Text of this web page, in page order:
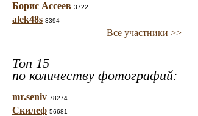
Борис Ассеев 3722
alek48s 3394
Все участники >>
Топ 15
по количеству фотографий:
mr.seniv 78274
Скилеф 56681